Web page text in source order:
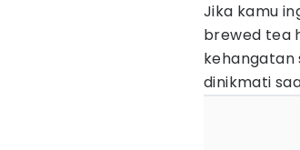
Jika kamu
brewed tea
kehangatan
dinikmati